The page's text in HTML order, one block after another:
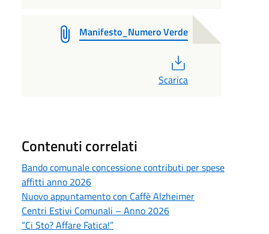
Manifesto_Numero Verde
Scarica
Contenuti correlati
Bando comunale concessione contributi per spese
affitti anno 2026
Nuovo appuntamento con Caffè Alzheimer
Centri Estivi Comunali – Anno 2026
“Ci Sto? Affare Fatica!”